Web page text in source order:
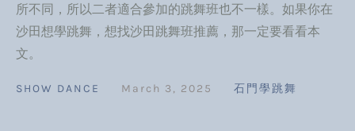
所不同，所以二者適合參加的跳舞班也不一樣。如果你在
沙田想學跳舞，想找沙田跳舞班推薦，那一定要看看本
文。
SHOW DANCE March 3, 2025 石門學跳舞